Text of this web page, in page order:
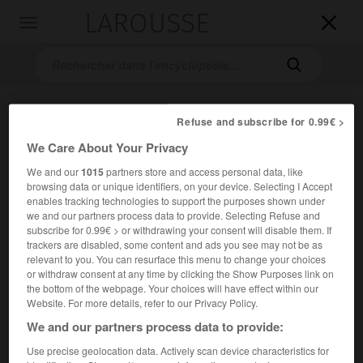


Accueil> Encyclopédie [musdico] >Claude Rostand
ClaudeRostand
Cet article est extrait de l'ouvrage Larousse « Dictionnaire
de la musique ».
Musicologue et critique musical français (Paris 1912 –
Refuse and subscribe for 0.99€ >
We Care About Your Privacy
We and our1015partners store and access personal data, like
browsing data or unique identifiers, on your device. Selecting I Accept
enables tracking technologies to support the purposes shown under
we and our partners process data to provide. Selecting Refuse and
subscribe for 0.99€ > or withdrawing your consent will disable them. If
trackers are disabled, some content and ads you see may not be as
relevant to you. You can resurface this menu to change your choices
or withdraw consent at any time by clicking the Show Purposes link on
the bottom of the webpage. Your choices will have effect within our
Website. For more details, refer to our Privacy Policy.
We and our partners process data to provide:
Use precise geolocation data. Actively scan device characteristics for